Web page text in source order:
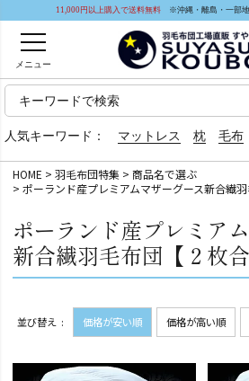
11,000円以上購入で送料無料 ※沖縄・離島・一部地
メニュー
人気キーワード： マットレス 枕 毛布
HOME 羽毛布団特集
商品名で選ぶ
ポーランド産プレミアムマザーグース新合繊羽
ポーランド産プレミア
新合繊羽毛布団【２枚合
並び替え 価格が安い順 価格が高い順